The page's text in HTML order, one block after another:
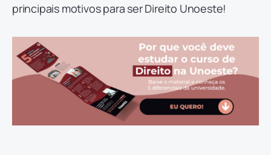
principais motivos para ser Direito Unoeste!